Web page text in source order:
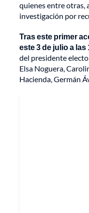
quienes entre otras,
investigación por
Tras este primer
este 3 de julio a las
del presidente
Elsa Noguera,
Hacienda, Germán